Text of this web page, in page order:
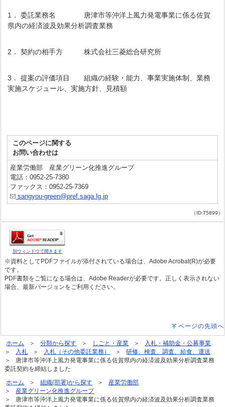
1． 委託業務名 唐津市等沖洋上風力発電事業に係る佐賀
県内の経済波及効果分析調査業務
2． 契約の相手方 株式会社三菱総合研究所
3． 提案の評価項目 組織の経験・能力、事業実施体制、業務
実施スケジュール、実施方針、見積額
このページに関する
お問い合わせは
産業労働部 産業グリーン化推進グループ
電話：0952-25-7380
ファックス：0952-25-7369
sangyou-green@pref.saga.lg.jp
（ID:75899）
別ウィンドウで開きます
※資料としてPDFファイルが添付されている場合は、Adobe Acrobat(R)が必要
です。
PDF書類をご覧になる場合は、Adobe Readerが必要です。正しく表示されない
場合、最新バージョンをご利用ください。
ページの先頭へ
ホーム 分類から探す しごと・産業
入札・補助金・公募事業
入札
入札（その他委託業務）
研修、検査、調査、給食、運送
唐津市等沖洋上風力発電事業に係る佐賀県内の経済波及効果分析調査業務
委託契約を締結しました
ホーム
組織(部署)から探す
産業労働部
産業グリーン化推進グループ
唐津市等沖洋上風力発電事業に係る佐賀県内の経済波及効果分析調査業務